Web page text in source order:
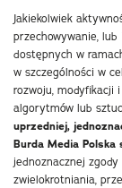
Jakiekolwiek
przechowywanie,
dostępnych w
w szczególności w
rozwoju, modyfikacji
algorytmów lub
uprzedniej,
Burda Media Polska
jednoznacznej
zwielokrotniania,